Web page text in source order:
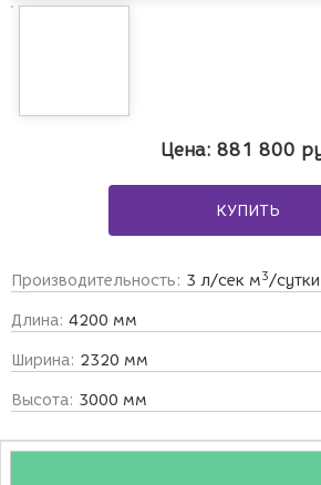
Цена: 881 800
КУПИТЬ
Производительность: 3 л/сек м3/сутки
Длина: 4200 мм
Ширина: 2320 мм
Высота: 3000 мм